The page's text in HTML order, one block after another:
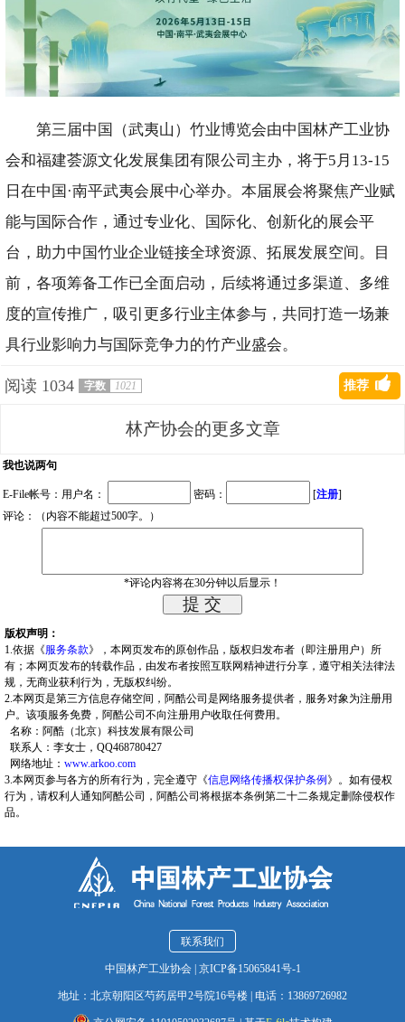
第三届中国（武夷山）竹业博览会由中国林产工业协
会和福建荟源文化发展集团有限公司主办，将于5月13-15
日在中国·南平武夷会展中心举办。本届展会将聚焦产业赋
能与国际合作，通过专业化、国际化、创新化的展会平
台，助力中国竹业企业链接全球资源、拓展发展空间。目
前，各项筹备工作已全面启动，后续将通过多渠道、多维
度的宣传推广，吸引更多行业主体参与，共同打造一场兼
具行业影响力与国际竞争力的竹产业盛会。
阅读 1034 字数 1021 推荐
林产协会的更多文章
我也说两句
E-File帐号：用户名： 密码： [注册]
评论：（内容不能超过500字。）
*评论内容将在30分钟以后显示！
版权声明：
1.依据《服务条款》，本网页发布的原创作品，版权归发布者（即注册用户）所
有；本网页发布的转载作品，由发布者按照互联网精神进行分享，遵守相关法律法
规，无商业获利行为，无版权纠纷。
2.本网页是第三方信息存储空间，阿酷公司是网络服务提供者，服务对象为注册用
户。该项服务免费，阿酷公司不向注册用户收取任何费用。
名称：阿酷（北京）科技发展有限公司
联系人：李女士，QQ468780427
网络地址： www.arkoo.com
3.本网页参与各方的所有行为，完全遵守《信息网络传播权保护条例 》。如有侵权
行为，请权利人通知阿酷公司，阿酷公司将根据本条例第二十二条规定删除侵权作
品。
联系我们
中国林产工业协会 京ICP备15065841号-1
地址：北京朝阳区芍药居甲2号院16号楼 电话：13869726982